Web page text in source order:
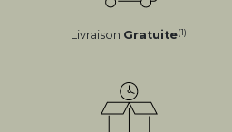
Livraison Gratuite(1)